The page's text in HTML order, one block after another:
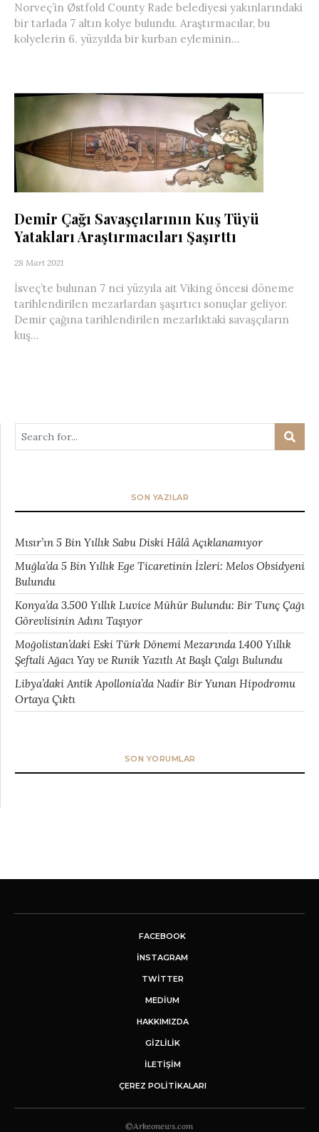
Norveç’in Østfold County Rade belediyesi yakınlarındaki
bir tarlada 7 altın kolye bulundu. Araştırmacılar, bu
kolyelerin 6. yüzyılda bir kurban eyleminin...
Demir Çağı Savaşçılarının Kuş Tüyü
Yatakları Araştırmacıları Şaşırttı
28 Mart 2021
İsveç’te bulunan 7 nci yüzyıla ait Viking öncesi döneme
tarihlendirilen mezarlardan şaşırtıcı sonuçlar geliyor.
Demir çağına tarihlendirilen mezarlıktaki savaşçıların
kuş...
SON YAZILAR
Mısır’ın 5 Bin Yıllık Sabu Diski Hâlâ Açıklanamıyor
Muğla’da 5 Bin Yıllık Ege Ticaretinin İzleri: Melos Obsidyeni
Bulundu
Konya’da 3.500 Yıllık Luvice Mühür Bulundu: Bir Tunç Çağı
Görevlisinin Adını Taşıyor
Moğolistan’daki Eski Türk Dönemi Mezarında 1.400 Yıllık
Şeftali Ağacı Yay ve Runik Yazıtlı At Başlı Çalgı Bulundu
Libya’daki Antik Apollonia’da Nadir Bir Yunan Hipodromu
Ortaya Çıktı
SON YORUMLAR
FACEBOOK
INSTAGRAM
TWITTER
MEDIUM
HAKKIMIZDA
GİZLİLİK
İLETIŞIM
ÇEREZ POLITIKALARI
©Arkeonews.com